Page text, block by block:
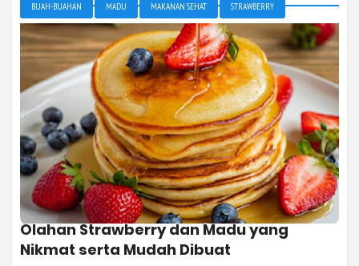
BUAH-BUAHAN MADU MAKANAN SEHAT STRAWBERRY
Olahan Strawberry dan Madu yang
Nikmat serta Mudah Dibuat